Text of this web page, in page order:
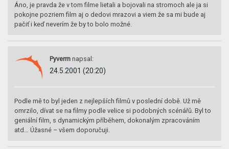
Áno, je pravda že v tom filme lietali a bojovali na stromoch ale ja si
pokojne pozriem film aj o dedovi mrazovi a viem že sa mi bude aj
pačiť i keď neverím že by to bolo možné.
Pyverrn napsal:
24.5.2001 (20:20)
Podle mě to byl jeden z nejlepších filmů v poslední době. Už mě
omrzilo, dívat se na filmy podle velice si podobných scénářů. Byl to
geniální film, s dynamickým příběhem, dokonalým zpracováním
atd… Úžasné – všem doporučuji.